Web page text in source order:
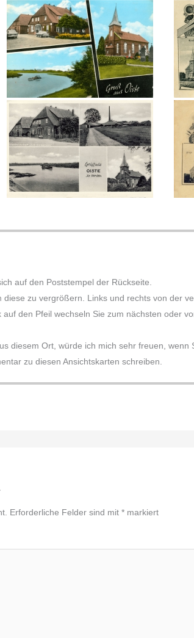
auf den Poststempel der Rückseite.
diese zu vergrößern. Links und rechts von der
den Pfeil wechseln Sie zum nächsten oder
diesem Ort, würde ich mich sehr freuen,
zu diesen Ansichtskarten schreiben.
Erforderliche Felder sind mit* markiert